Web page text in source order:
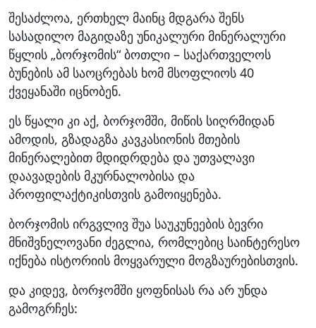
შესაძლოა, ერთხელ მაინც მდგარა შენს
სასადილო მაგიდაზე უნიკალური მინერალური
წყლის „ბორჯომის“ ბოთლი – საქართველოს
ბუნების ამ საოცრებას ხომ მსოფლიოს 40
ქვეყანაში იცნობენ.
ეს წყალი კი აქ, ბორჯომში, მიწის სიღრმიდან
ამოდის, გზადაგზა კავკასიონის მთების
მინერალებით მდიდრდება და უთვალავი
დაავადების მკურნალობისა და
პროფილაქტიკისთვის გამოიყენება.
ბორჯომის ირგვლივ შუა საუკუნეების ბევრი
მნიშვნელოვანი ძეგლია, რომლებიც საინტერესო
იქნება ისტორიის მოყვარული მოგზაურებისთვის.
და კიდევ, ბორჯომში ყოფნისას რა არ უნდა
გამოგრჩეს: